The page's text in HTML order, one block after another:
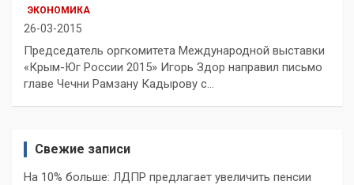
ЭКОНОМИКА
26-03-2015
Председатель оргкомитета Международной выставки
«Крым-Юг России 2015» Игорь Здор направил письмо
главе Чечни Рамзану Кадырову с…
Свежие записи
На 10% больше: ЛДПР предлагает увеличить пенсии